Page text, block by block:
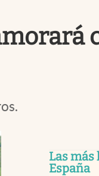
Las más
España